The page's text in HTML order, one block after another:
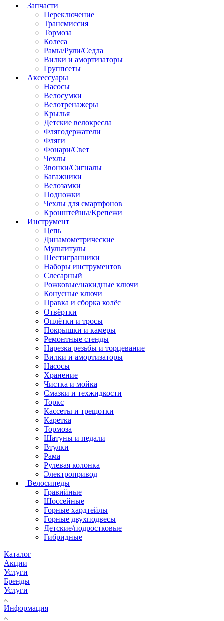
Запчасти
Переключение
Трансмиссия
Тормоза
Колеса
Рамы/Рули/Седла
Вилки и амортизаторы
Группсеты
Аксессуары
Насосы
Велосумки
Велотренажеры
Крылья
Детские велокресла
Флягодержатели
Фляги
Фонари/Свет
Чехлы
Звонки/Сигналы
Багажники
Велозамки
Подножки
Чехлы для смартфонов
Кронштейны/Крепежи
Инструмент
Цепь
Динамометрические
Мультитулы
Шестигранники
Наборы инструментов
Слесарный
Рожковые/накидные ключи
Конусные ключи
Правка и сборка колёс
Отвёртки
Оплётки и тросы
Покрышки и камеры
Ремонтные стенды
Нарезка резьбы и торцевание
Вилки и амортизаторы
Насосы
Хранение
Чистка и мойка
Смазки и техжидкости
Торкс
Кассеты и трещотки
Каретка
Тормоза
Шатуны и педали
Втулки
Рама
Рулевая колонка
Электропривод
Велосипеды
Гравийные
Шоссейные
Горные хардтейлы
Горные двухподвесы
Детские/подростковые
Гибридные
Каталог
Акции
Услуги
Бренды
Услуги
Информация